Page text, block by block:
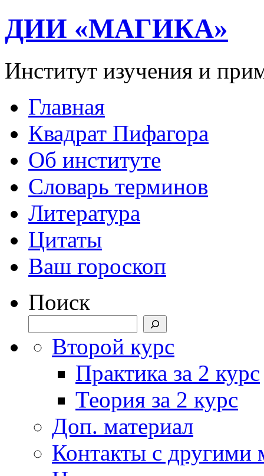
ДИИ «МАГИКА»
Институт изучения и
Главная
Квадрат Пифагора
Об институте
Словарь терминов
Литература
Цитаты
Ваш гороскоп
Поиск
Второй курс
Практика за 2 курс
Теория за 2 курс
Доп. материал
Контакты с другими